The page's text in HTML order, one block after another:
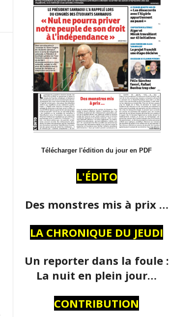
Télécharger l'édition du jour en PDF
L'ÉDITO
Des monstres mis à prix …
LA CHRONIQUE DU JEUDI
Un reporter dans la foule :
La nuit en plein jour…
CONTRIBUTION